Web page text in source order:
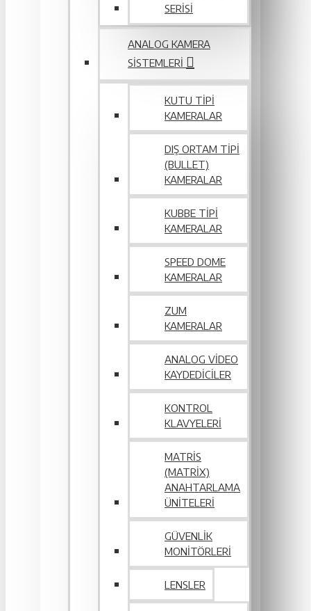
SERİSİ
ANALOG KAMERA
SISTEMLERI
KUTU TIPI
KAMERALAR
DIŞ ORTAM TIPI
(BULLET)
KAMERALAR
KUBBE TIPI
KAMERALAR
SPEED DOME
KAMERALAR
ZUM
KAMERALAR
ANALOG VIDEO
KAYDEDICILER
KONTROL
KLAVYELERI
MATRIS
(MATRIX)
ANAHTARLAMA
ÜNITELERI
GÜVENLIK
MONITÖRLERI
LENSLER